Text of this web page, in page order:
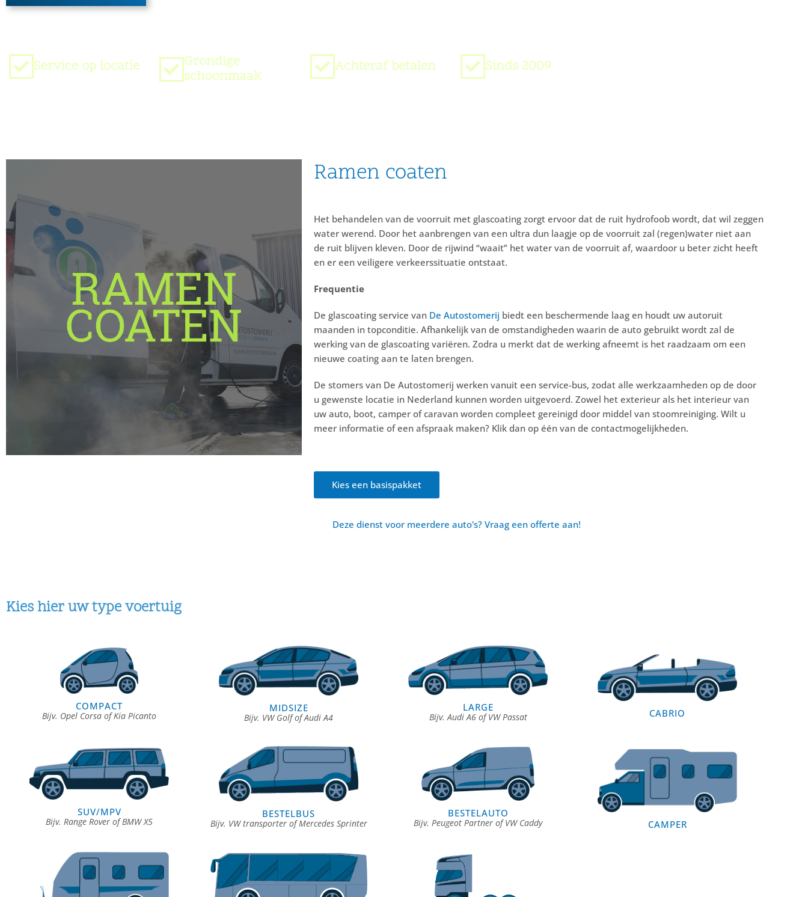
Service op locatie
Grondige
schoonmaak
Achteraf betalen Sinds 2009
Ramen coaten
Het behandelen van de voorruit met glascoating zorgt ervoor dat de ruit hydrofoob wordt, dat wil zeggen
water werend. Door het aanbrengen van een ultra dun laagje op de voorruit zal (regen)water niet aan
de ruit blijven kleven. Door de rijwind “waait” het water van de voorruit af, waardoor u beter zicht heeft
en er een veiligere verkeerssituatie ontstaat.
Frequentie
De glascoating service van De Autostomerij biedt een beschermende laag en houdt uw autoruit
maanden in topconditie. Afhankelijk van de omstandigheden waarin de auto gebruikt wordt zal de
werking van de glascoating variëren. Zodra u merkt dat de werking afneemt is het raadzaam om een
nieuwe coating aan te laten brengen.
De stomers van De Autostomerij werken vanuit een service-bus, zodat alle werkzaamheden op de door
u gewenste locatie in Nederland kunnen worden uitgevoerd. Zowel het exterieur als het interieur van
uw auto, boot, camper of caravan worden compleet gereinigd door middel van stoomreiniging. Wilt u
meer informatie of een afspraak maken? Klik dan op één van de contactmogelijkheden.
Kies een basispakket
Deze dienst voor meerdere auto's? Vraag een offerte aan!
Kies hier uw type voertuig
COMPACT
Bijv. Opel Corsa of Kia Picanto
MIDSIZE
Bijv. VW Golf of Audi A4
LARGE
Bijv. Audi A6 of VW Passat CABRIO
SUV/MPV
Bijv. Range Rover of BMW X5
BESTELBUS
Bijv. VW transporter of Mercedes Sprinter
BESTELAUTO
Bijv. Peugeot Partner of VW Caddy CAMPER